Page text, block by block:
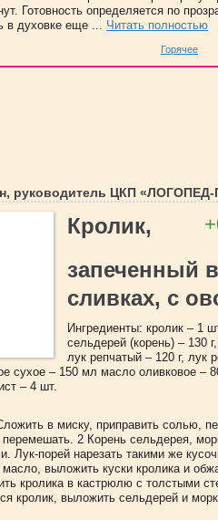
Готовность определяется по
в духовке еще ... Читать полностью
Горячее
руководитель ЦКП
Кролик,
запеченный в
сливках, с
Ингредиенты: кролик – 1
сельдерей (корень) – 130
лук репчатый – 120 г, лук
сухое – 150 мл масло оливковое –
– 4 шт.
в миску, приправить солью,
2 Корень сельдерея,
Лук-порей нарезать такими же
масло, выложить куски кролика и
кролика в кастрюлю с толстыми
кролик, выложить сельдерей и